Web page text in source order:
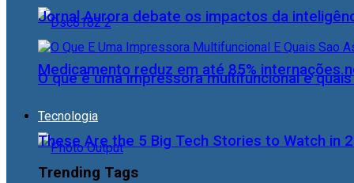
Medicamento reduz em até 85% internações
Tecnologia
Jornal Aurora debate os impactos da
O que é uma impressora multifuncional e
These Are the 5 Big Tech Stories to Watch in
Trending Tags